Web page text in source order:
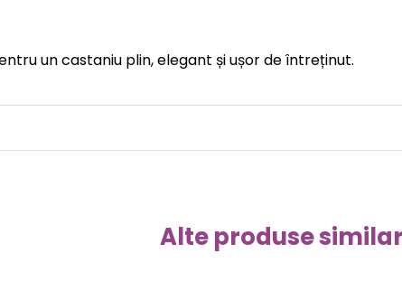
un castaniu plin, elegant și ușor de întreținut.
Alte produse